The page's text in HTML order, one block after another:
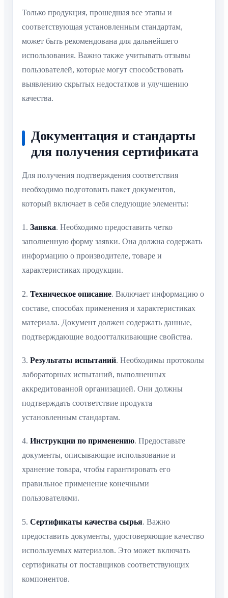
Только продукция, прошедшая все этапы и
соответствующая установленным стандартам,
может быть рекомендована для дальнейшего
использования. Важно также учитывать отзывы
пользователей, которые могут способствовать
выявлению скрытых недостатков и улучшению
качества.
Документация и стандарты
для получения сертификата
Для получения подтверждения соответствия
необходимо подготовить пакет документов,
который включает в себя следующие элементы:
1. Заявка. Необходимо предоставить четко
заполненную форму заявки. Она должна содержать
информацию о производителе, товаре и
характеристиках продукции.
2. Техническое описание. Включает информацию о
составе, способах применения и характеристиках
материала. Документ должен содержать данные,
подтверждающие водоотталкивающие свойства.
3. Результаты испытаний. Необходимы протоколы
лабораторных испытаний, выполненных
аккредитованной организацией. Они должны
подтверждать соответствие продукта
установленным стандартам.
4. Инструкции по применению. Предоставьте
документы, описывающие использование и
хранение товара, чтобы гарантировать его
правильное применение конечными
пользователями.
5. Сертификаты качества сырья. Важно
предоставить документы, удостоверяющие качество
используемых материалов. Это может включать
сертификаты от поставщиков соответствующих
компонентов.